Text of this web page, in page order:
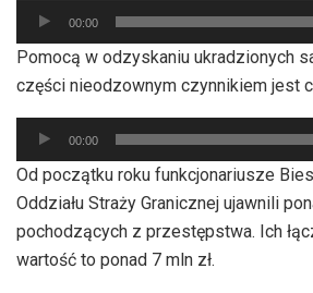
Odtwarzacz
plików
dźwiękowych
00:00
Pomocą w odzyskaniu ukradzionych
części nieodzownym czynnikiem jest
Odtwarzacz
plików
dźwiękowych
00:00
Od początku roku funkcjonariusze
Oddziału Straży Granicznej ujawnili
pochodzących z przestępstwa. Ich
wartość to ponad 7 mln zł.